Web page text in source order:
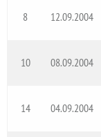
8 12.09.2004
10 08.09.2004
14 04.09.2004